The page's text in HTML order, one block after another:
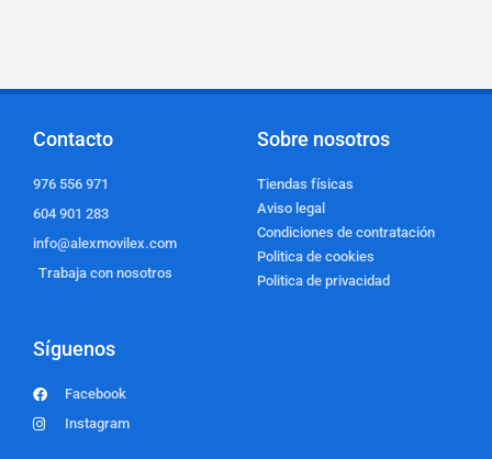
Contacto
976 556 971
604 901 283
info@alexmovilex.com
Trabaja con nosotros
Sobre nosotros
Tiendas físicas
Aviso legal
Condiciones de contratación
Politica de cookies
Politica de privacidad
Síguenos
Facebook
Instagram